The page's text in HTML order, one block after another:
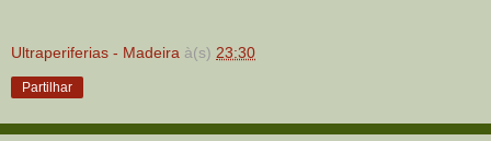
Ultraperiferias - Madeira à(s) 23:30
Partilhar